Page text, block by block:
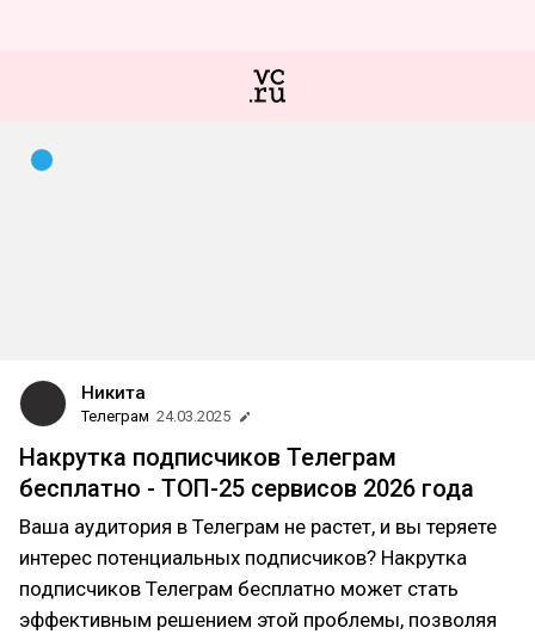
Никита
Телеграм 24.03.2025
Накрутка подписчиков Телеграм
бесплатно - ТОП-25 сервисов 2026 года
Ваша аудитория в Телеграм не растет, и вы теряете
интерес потенциальных подписчиков? Накрутка
подписчиков Телеграм бесплатно может стать
эффективным решением этой проблемы, позволяя